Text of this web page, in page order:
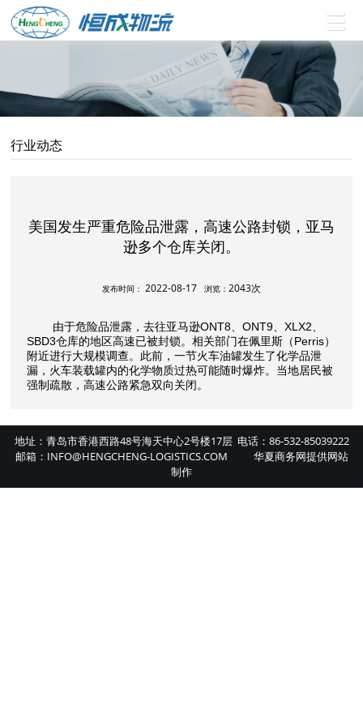
行业动态
美国发生严重危险品泄露，高速公路封锁，亚马
逊多个仓库关闭。
发布时间： 2022-08-17 浏览： 2043次
由于危险品泄露，去往亚马逊ONT8、ONT9、XLX2、
SBD3仓库的地区高速已被封锁。相关部门在佩里斯（Perris）
附近进行大规模调查。此前，一节火车油罐发生了化学品泄
漏，火车装载罐内的化学物质过热可能随时爆炸。当地居民被
强制疏散，高速公路紧急双向关闭。
地址：青岛市香港西路48号海天中心2号楼17层 电话：86-532-85039222
邮箱：INFO@HENGCHENG-LOGISTICS.COM 华夏商务网提供网站
制作